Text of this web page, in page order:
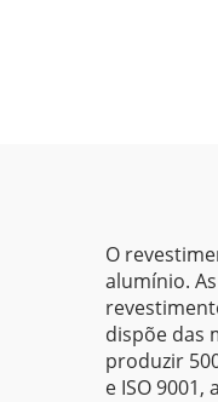
O
alumínio.
dispõe das
produzir
e ISO